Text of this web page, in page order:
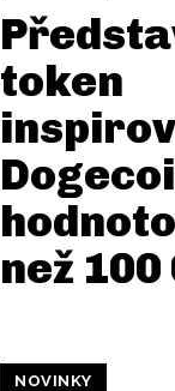
token
než 100
NOVINKY